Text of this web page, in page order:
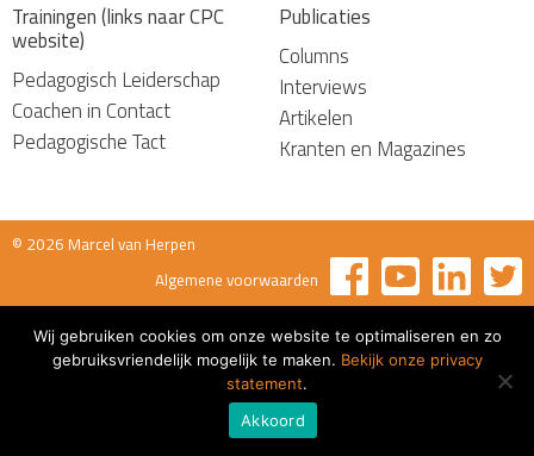
Trainingen (links naar CPC
website)
Pedagogisch Leiderschap
Coachen in Contact
Pedagogische Tact
Publicaties
Columns
Interviews
Artikelen
Kranten en Magazines
© 2026 Marcel van Herpen
Algemene voorwaarden
Wij gebruiken cookies om onze website te optimaliseren en zo
gebruiksvriendelijk mogelijk te maken. Bekijk onze privacy
statement.
Akkoord